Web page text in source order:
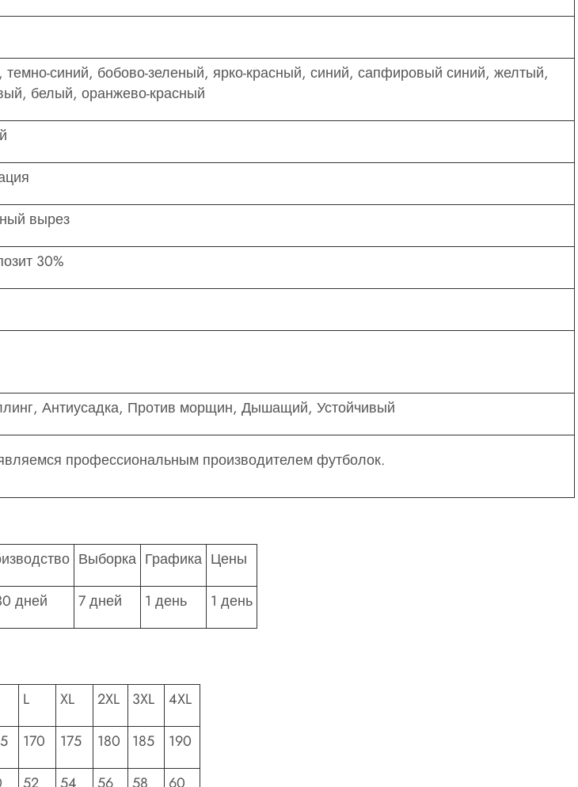
синий, бобово-зеленый, ярко-красный, синий, сапфировый синий, желтый,
белый, оранжево-красный
вырез
30%
Антиусадка, Против морщин, Дышащий, Устойчивый
профессиональным производителем футболок.
Выборка Графика Цены
дней 7 дней 1 день 1 день
L XL 2XL 3XL 4XL
170 175 180 185 190